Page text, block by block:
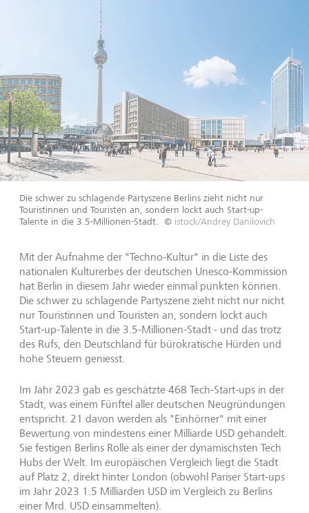
Die schwer zu schlagende Partyszene Berlins zieht nicht nur
Touristinnen und Touristen an, sondern lockt auch Start-up-
Talente in die 3.5-Millionen-Stadt.
© istock/Andrey Danilovich
Mit der Aufnahme der "Techno-Kultur" in die Liste des
nationalen Kulturerbes der deutschen Unesco-Kommission
hat Berlin in diesem Jahr wieder einmal punkten können.
Die schwer zu schlagende Partyszene zieht nicht nur nicht
nur Touristinnen und Touristen an, sondern lockt auch
Start-up-Talente in die 3.5-Millionen-Stadt - und das trotz
des Rufs, den Deutschland für bürokratische Hürden und
hohe Steuern geniesst.
Im Jahr 2023 gab es geschätzte 468 Tech-Start-ups in der
Stadt, was einem Fünftel aller deutschen Neugründungen
entspricht. 21 davon werden als "Einhörner" mit einer
Bewertung von mindestens einer Milliarde USD gehandelt.
Sie festigen Berlins Rolle als einer der dynamischsten Tech
Hubs der Welt. Im europäischen Vergleich liegt die Stadt
auf Platz 2, direkt hinter London (obwohl Pariser Start-ups
im Jahr 2023 1.5 Milliarden USD im Vergleich zu Berlins
einer Mrd. USD einsammelten).